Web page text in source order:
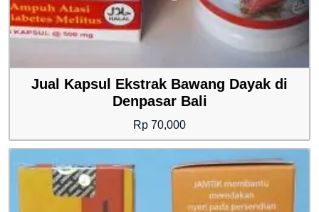
Jual Kapsul Ekstrak Bawang Dayak di
Denpasar Bali
Rp 70,000